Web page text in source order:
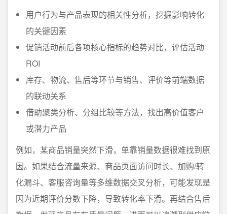
用户行为与产品表现的相关性分析，挖掘影响转化
的关键因素
促销活动前后各项核心指标的趋势对比，评估活动
ROI
库存、物流、售后等环节与销售、评价等前端数据
的联动关系
借助聚类分析、分组比较等方法，找出高价值客户
或潜力产品
例如，某商品销量突然下滑，单靠销量数据很难找到原
因。如果结合流量来源、商品页面访问时长、加购/转
化漏斗、客服咨询量等多维数据交叉分析，可能发现是
因为近期评价分数下降，导致转化率下滑。再结合售后